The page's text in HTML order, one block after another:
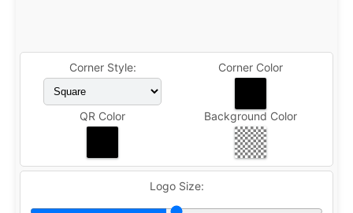
Corner Style: Corner Color
QR Color Background Color
Logo Size: